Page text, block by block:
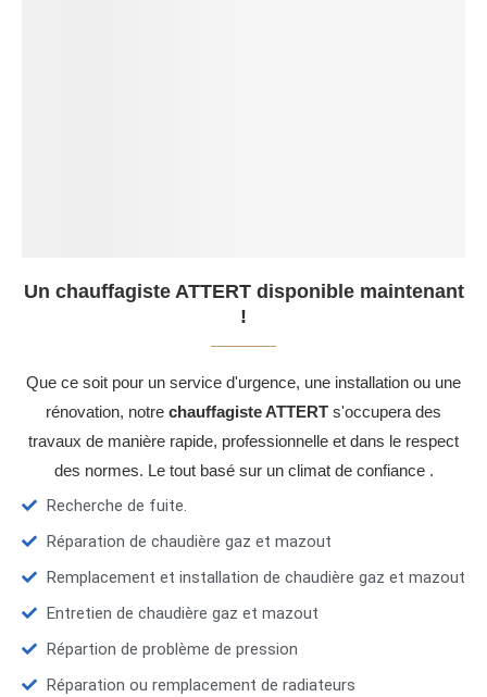
Un chauffagiste ATTERT disponible maintenant
!
Que ce soit pour un service d'urgence, une installation ou une
rénovation, notre chauffagiste ATTERT s'occupera des
travaux de manière rapide, professionnelle et dans le respect
des normes. Le tout basé sur un climat de confiance .
Recherche de fuite.
Réparation de chaudière gaz et mazout
Remplacement et installation de chaudière gaz et mazout
Entretien de chaudière gaz et mazout
Répartion de problème de pression
Réparation ou remplacement de radiateurs